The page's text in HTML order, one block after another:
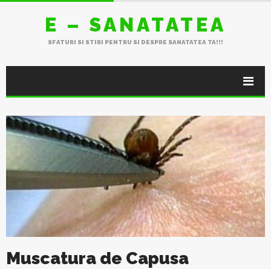
E – SANATATEA
SFATURI SI STIRI PENTRU SI DESPRE SANATATEA TA!!!
Muscatura de Capusa